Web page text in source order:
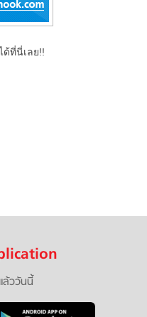
ด้ที่นี่เลย!!
ล้ววันนี้